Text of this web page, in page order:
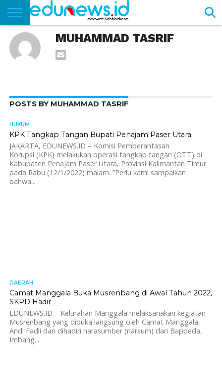
BERANDA
NEWS
EDUNEWS
LITERASI
PUSTAKA
SOSOK
TEKNO
KHASANAH
SASTRA MUHAMMAD TASRIF
POSTS BY MUHAMMAD TASRIF
HUKUM
KPK Tangkap Tangan Bupati Penajam Paser Utara
JAKARTA, EDUNEWS.ID – Komisi Pemberantasan
Korupsi (KPK) melakukan operasi tangkap tangan (OTT) di
Kabupaten Penajam Paser Utara, Provinsi Kalimantan Timur
pada Rabu (12/1/2022) malam. “Perlu kami sampaikan
bahwa...
DAERAH
Camat Manggala Buka Musrenbang di Awal Tahun 2022,
SKPD Hadir
EDUNEWS.ID – Kelurahan Manggala melaksanakan kegiatan
Musrenbang yang dibuka langsung oleh Camat Manggala,
Andi Fadli dan dihadiri narasumber (narsum) dari Bappeda,
Imbang...